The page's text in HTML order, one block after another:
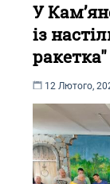
У
із
ракетка"
12 Лютого,